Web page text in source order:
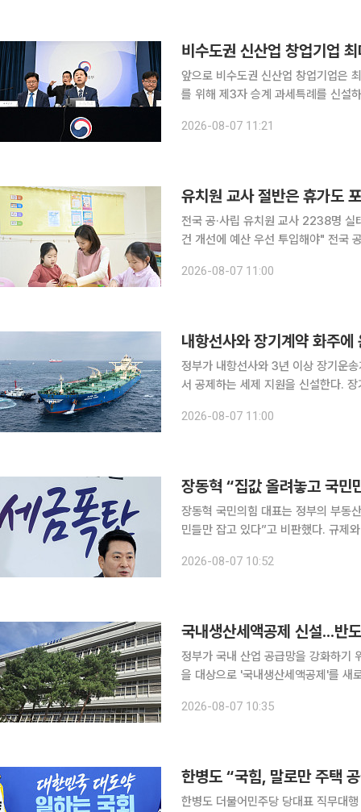
앞으로 비수도권 신산업 창업기업은
를 위해 제3자 승계 과세특례를 신설
처기업부에 따르면 정부가 3일 발표
2026-08-07 11:21
유치원 교사 절반은 휴가도
전국 공·사립 유치원 교사 2238명 실
건 개선에 예산 우선 투입해야" 전국 공·사립 유치원 교사 2명 중 1명은 최근 1년간 보건휴가나 가족
2026-08-07 11:00
내항선사와 장기계약 화주
정부가 내항선사와 3년 이상 장기운
서 공제하는 세제 지원을 신설한다.
선·화주 인증제도를 내년 초 시행할
2026-08-07 11:00
장동혁 “집값 올려놓고 국민
장동혁 국민의힘 대표는 정부의 부동
민들만 잡고 있다”고 비판했다. 규제
악의 근원”이라며 “부동산 지옥을 만
2026-08-07 10:52
국내생산세액공제 신설...반
정부가 국내 산업 공급망을 강화하기
을 대상으로 '국내생산세액공제'를 새로 도입한다. 산업통상부는 지난 3
밝혔다. 국내생산세액공제는 녹색
2026-08-07 10:35
한병도 “국힘, 말로만 주택
한병도 더불어민주당 당대표 직무대